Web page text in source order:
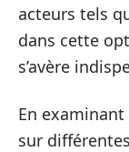
acteurs tels
dans cette
s’avère
En
sur